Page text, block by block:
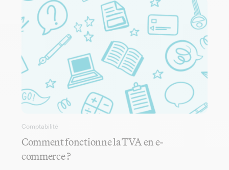
Comptabilité
Comment fonctionne la TVA en e-
commerce ?